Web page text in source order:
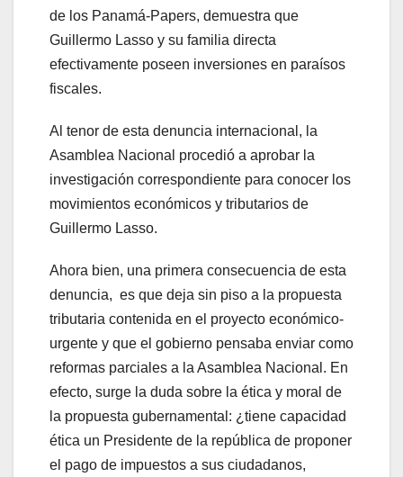
de los Panamá-Papers, demuestra que
Guillermo Lasso y su familia directa
efectivamente poseen inversiones en paraísos
fiscales.
Al tenor de esta denuncia internacional, la
Asamblea Nacional procedió a aprobar la
investigación correspondiente para conocer los
movimientos económicos y tributarios de
Guillermo Lasso.
Ahora bien, una primera consecuencia de esta
denuncia, es que deja sin piso a la propuesta
tributaria contenida en el proyecto económico-
urgente y que el gobierno pensaba enviar como
reformas parciales a la Asamblea Nacional. En
efecto, surge la duda sobre la ética y moral de
la propuesta gubernamental: ¿tiene capacidad
ética un Presidente de la república de proponer
el pago de impuestos a sus ciudadanos,